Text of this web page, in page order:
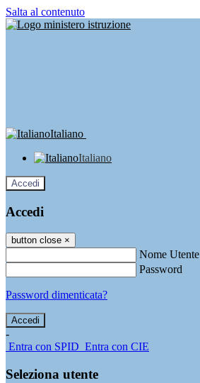
Salta al contenuto
Italiano
Italiano
Accedi
Accedi
button close ×
Nome Utente
Password
Password dimenticata?
-
Entra con SPID Entra con CIE
Seleziona utente